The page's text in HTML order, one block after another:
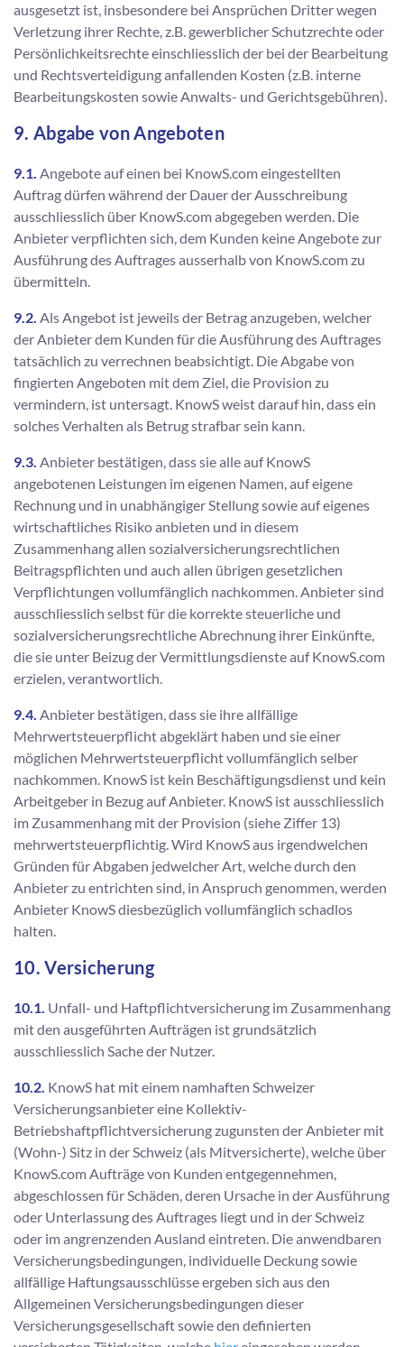
ausgesetzt ist, insbesondere bei Ansprüchen Dritter wegen
Verletzung ihrer Rechte, z.B. gewerblicher Schutzrechte oder
Persönlichkeitsrechte einschliesslich der bei der Bearbeitung
und Rechtsverteidigung anfallenden Kosten (z.B. interne
Bearbeitungskosten sowie Anwalts- und Gerichtsgebühren).
9. Abgabe von Angeboten
9.1. Angebote auf einen bei KnowS.com eingestellten
Auftrag dürfen während der Dauer der Ausschreibung
ausschliesslich über KnowS.com abgegeben werden. Die
Anbieter verpflichten sich, dem Kunden keine Angebote zur
Ausführung des Auftrages ausserhalb von KnowS.com zu
übermitteln.
9.2. Als Angebot ist jeweils der Betrag anzugeben, welcher
der Anbieter dem Kunden für die Ausführung des Auftrages
tatsächlich zu verrechnen beabsichtigt. Die Abgabe von
fingierten Angeboten mit dem Ziel, die Provision zu
vermindern, ist untersagt. KnowS weist darauf hin, dass ein
solches Verhalten als Betrug strafbar sein kann.
9.3. Anbieter bestätigen, dass sie alle auf KnowS
angebotenen Leistungen im eigenen Namen, auf eigene
Rechnung und in unabhängiger Stellung sowie auf eigenes
wirtschaftliches Risiko anbieten und in diesem
Zusammenhang allen sozialversicherungsrechtlichen
Beitragspflichten und auch allen übrigen gesetzlichen
Verpflichtungen vollumfänglich nachkommen. Anbieter sind
ausschliesslich selbst für die korrekte steuerliche und
sozialversicherungsrechtliche Abrechnung ihrer Einkünfte,
die sie unter Beizug der Vermittlungsdienste auf KnowS.com
erzielen, verantwortlich.
9.4. Anbieter bestätigen, dass sie ihre allfällige
Mehrwertsteuerpflicht abgeklärt haben und sie einer
möglichen Mehrwertsteuerpflicht vollumfänglich selber
nachkommen. KnowS ist kein Beschäftigungsdienst und kein
Arbeitgeber in Bezug auf Anbieter. KnowS ist ausschliesslich
im Zusammenhang mit der Provision (siehe Ziffer 13)
mehrwertsteuerpflichtig. Wird KnowS aus irgendwelchen
Gründen für Abgaben jedwelcher Art, welche durch den
Anbieter zu entrichten sind, in Anspruch genommen, werden
Anbieter KnowS diesbezüglich vollumfänglich schadlos
halten.
10. Versicherung
10.1. Unfall- und Haftpflichtversicherung im Zusammenhang
mit den ausgeführten Aufträgen ist grundsätzlich
ausschliesslich Sache der Nutzer.
10.2. KnowS hat mit einem namhaften Schweizer
Versicherungsanbieter eine Kollektiv-
Betriebshaftpflichtversicherung zugunsten der Anbieter mit
(Wohn-) Sitz in der Schweiz (als Mitversicherte), welche über
KnowS.com Aufträge von Kunden entgegennehmen,
abgeschlossen für Schäden, deren Ursache in der Ausführung
oder Unterlassung des Auftrages liegt und in der Schweiz
oder im angrenzenden Ausland eintreten. Die anwendbaren
Versicherungsbedingungen, individuelle Deckung sowie
allfällige Haftungsausschlüsse ergeben sich aus den
Allgemeinen Versicherungsbedingungen dieser
Versicherungsgesellschaft sowie den definierten